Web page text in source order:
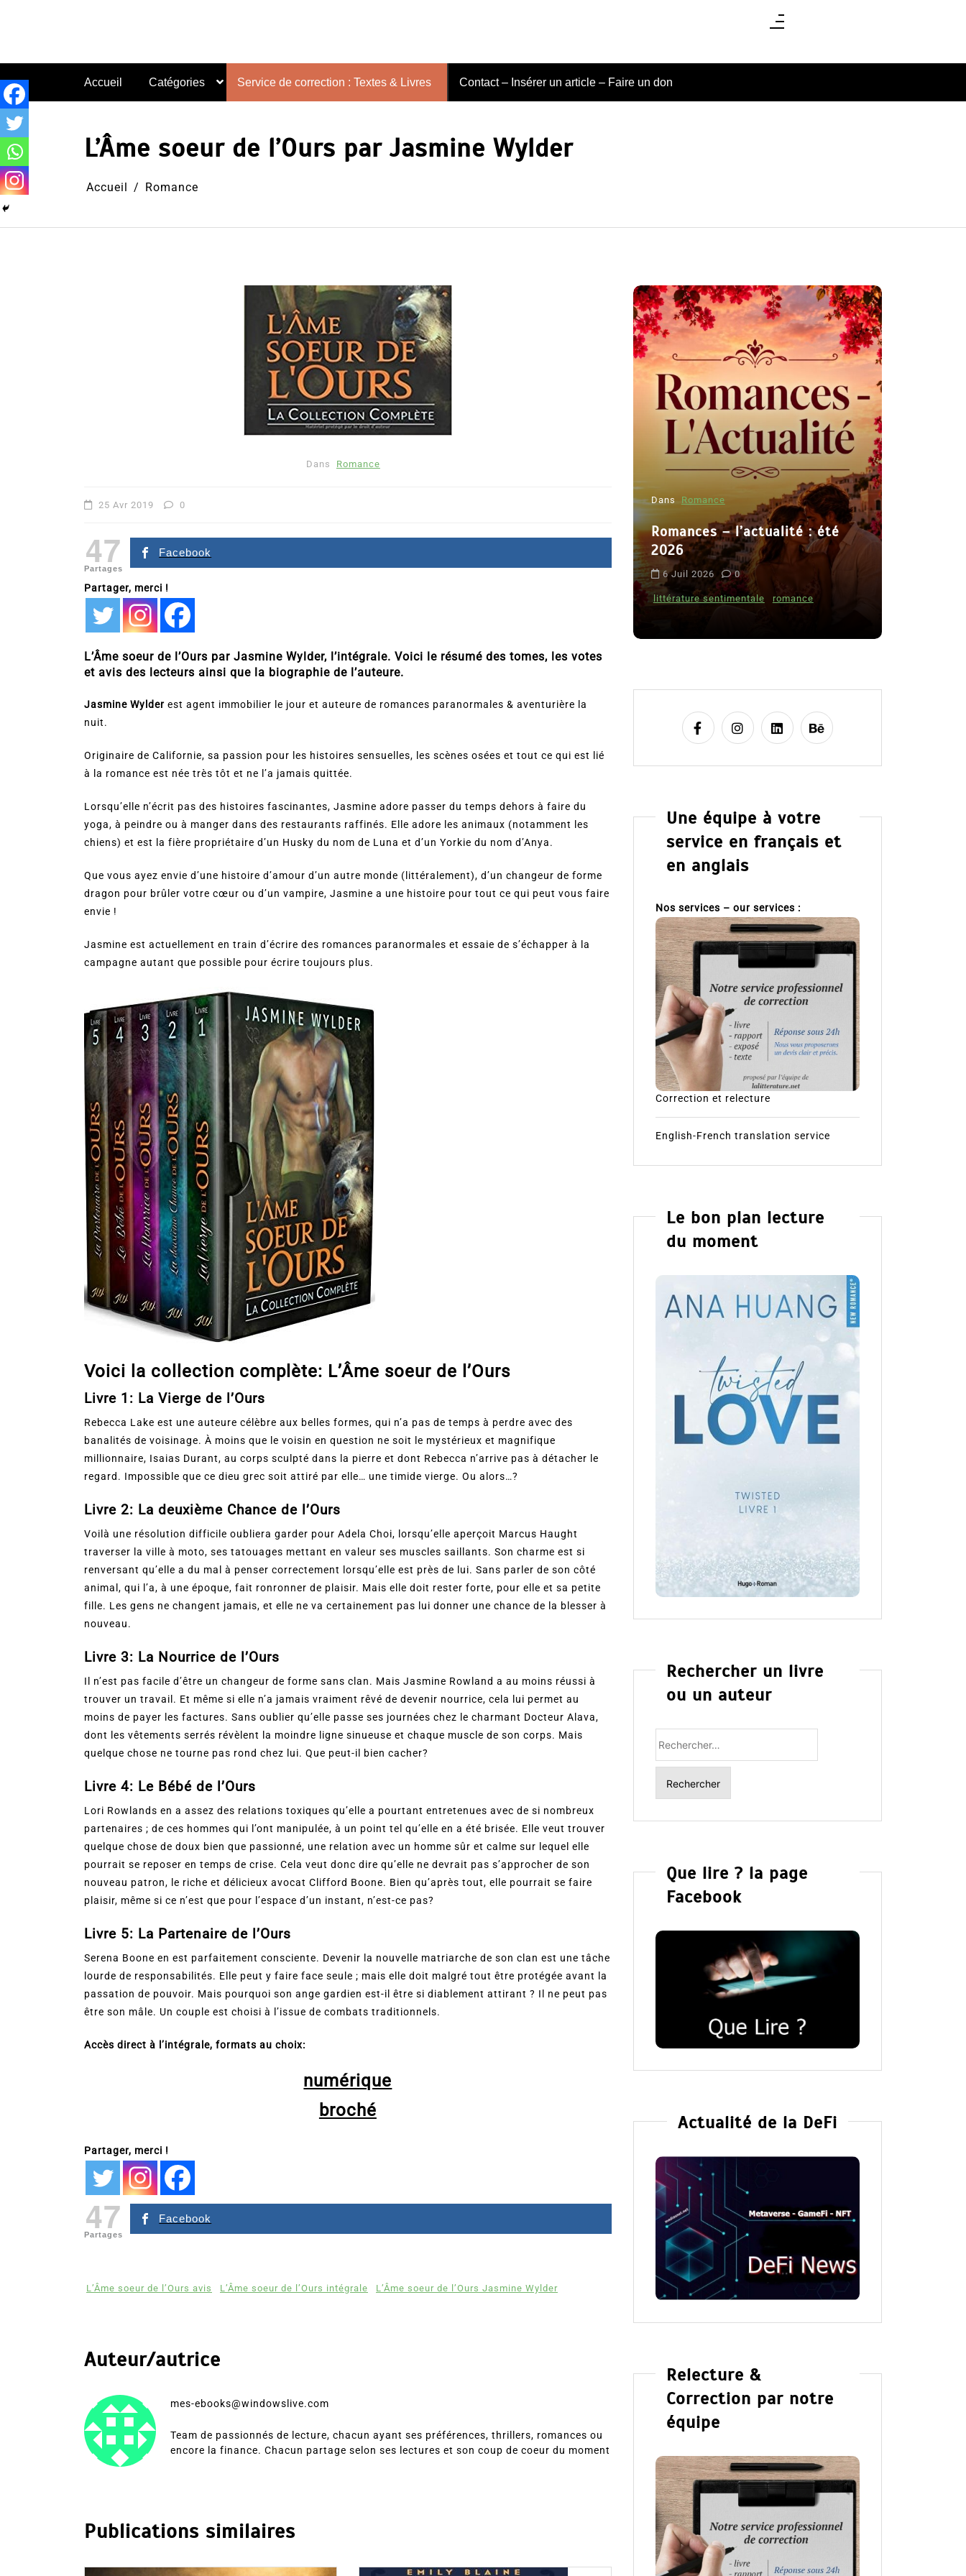
Accueil Catégories Service de correction : Textes & Livres Contact – Insérer un article – Faire un don
L’Âme soeur de l’Ours par Jasmine Wylder
Accueil Romance
Dans Romance
25 Avr 2019 0
47
Partages
Facebook
Partager, merci !
L’Âme soeur de l’Ours par Jasmine Wylder, l’intégrale. Voici le résumé des tomes, les votes
et avis des lecteurs ainsi que la biographie de l’auteure.
Jasmine Wylder est agent immobilier le jour et auteure de romances paranormales & aventurière la
nuit.
Originaire de Californie, sa passion pour les histoires sensuelles, les scènes osées et tout ce qui est lié
à la romance est née très tôt et ne l’a jamais quittée.
Lorsqu’elle n’écrit pas des histoires fascinantes, Jasmine adore passer du temps dehors à faire du
yoga, à peindre ou à manger dans des restaurants raffinés. Elle adore les animaux (notamment les
chiens) et est la fière propriétaire d’un Husky du nom de Luna et d’un Yorkie du nom d’Anya.
Que vous ayez envie d’une histoire d’amour d’un autre monde (littéralement), d’un changeur de forme
dragon pour brûler votre cœur ou d’un vampire, Jasmine a une histoire pour tout ce qui peut vous faire
envie !
Jasmine est actuellement en train d’écrire des romances paranormales et essaie de s’échapper à la
campagne autant que possible pour écrire toujours plus.
Voici la collection complète: L’Âme soeur de l’Ours
Livre 1: La Vierge de l’Ours
Rebecca Lake est une auteure célèbre aux belles formes, qui n’a pas de temps à perdre avec des
banalités de voisinage. À moins que le voisin en question ne soit le mystérieux et magnifique
millionnaire, Isaias Durant, au corps sculpté dans la pierre et dont Rebecca n’arrive pas à détacher le
regard. Impossible que ce dieu grec soit attiré par elle… une timide vierge. Ou alors…?
Livre 2: La deuxième Chance de l’Ours
Voilà une résolution difficile oubliera garder pour Adela Choi, lorsqu’elle aperçoit Marcus Haught
traverser la ville à moto, ses tatouages mettant en valeur ses muscles saillants. Son charme est si
renversant qu’elle a du mal à penser correctement lorsqu’elle est près de lui. Sans parler de son côté
animal, qui l’a, à une époque, fait ronronner de plaisir. Mais elle doit rester forte, pour elle et sa petite
fille. Les gens ne changent jamais, et elle ne va certainement pas lui donner une chance de la blesser à
nouveau.
Livre 3: La Nourrice de l’Ours
Il n’est pas facile d’être un changeur de forme sans clan. Mais Jasmine Rowland a au moins réussi à
trouver un travail. Et même si elle n’a jamais vraiment rêvé de devenir nourrice, cela lui permet au
moins de payer les factures. Sans oublier qu’elle passe ses journées chez le charmant Docteur Alava,
dont les vêtements serrés révèlent la moindre ligne sinueuse et chaque muscle de son corps. Mais
quelque chose ne tourne pas rond chez lui. Que peut-il bien cacher?
Livre 4: Le Bébé de l’Ours
Lori Rowlands en a assez des relations toxiques qu’elle a pourtant entretenues avec de si nombreux
partenaires ; de ces hommes qui l’ont manipulée, à un point tel qu’elle en a été brisée. Elle veut trouver
quelque chose de doux bien que passionné, une relation avec un homme sûr et calme sur lequel elle
pourrait se reposer en temps de crise. Cela veut donc dire qu’elle ne devrait pas s’approcher de son
nouveau patron, le riche et délicieux avocat Clifford Boone. Bien qu’après tout, elle pourrait se faire
plaisir, même si ce n’est que pour l’espace d’un instant, n’est-ce pas?
Livre 5: La Partenaire de l’Ours
Serena Boone en est parfaitement consciente. Devenir la nouvelle matriarche de son clan est une tâche
lourde de responsabilités. Elle peut y faire face seule ; mais elle doit malgré tout être protégée avant la
passation de pouvoir. Mais pourquoi son ange gardien est-il être si diablement attirant ? Il ne peut pas
être son mâle. Un couple est choisi à l’issue de combats traditionnels.
Accès direct à l’intégrale, formats au choix:
numérique
broché
Partager, merci !
47
Partages
Facebook
L’Âme soeur de l’Ours avis L’Âme soeur de l’Ours intégrale L’Âme soeur de l’Ours Jasmine Wylder
Auteur/autrice
mes-ebooks@windowslive.com
Team de passionnés de lecture, chacun ayant ses préférences, thrillers, romances ou
encore la finance. Chacun partage selon ses lectures et son coup de coeur du moment
Publications similaires
Dans Romance
2026
littérature sentimentale
Dans Thriller
Le coupable n’est pas Camille
Dans Romance
Romances – l’actualité : été
2026
6 Juil 2026 0
littérature sentimentale romance
Une équipe à votre
service en français et
en anglais
Nos services – our services :
Correction et relecture
English-French translation service
Le bon plan lecture
du moment
Rechercher un livre
ou un auteur
Que lire ? la page
Facebook
Actualité de la DeFi
Relecture &
Correction par notre
équipe